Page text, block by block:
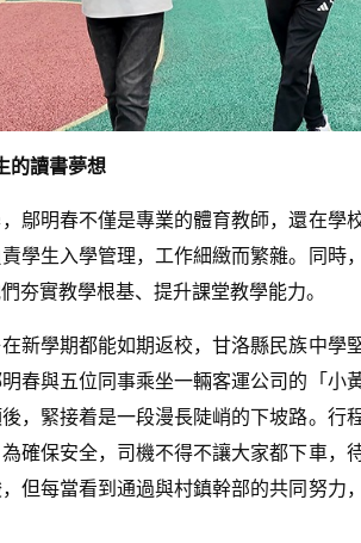
的讀書夢想
鄔明春不僅是專業的體育教師，還在學
學生入學管理，工作細緻而繁雜。同時
夯實教學根基、提升課堂教學能力。
新學期都能如期返校，甘洛縣民族中學
春與五位同事乘坐一輛客運公司的「小
，緊接着是一段漫長陡峭的下坡路。行
確保安全，司機不得不讓大家都下車，
但每當看到通過與村鎮幹部的共同努力